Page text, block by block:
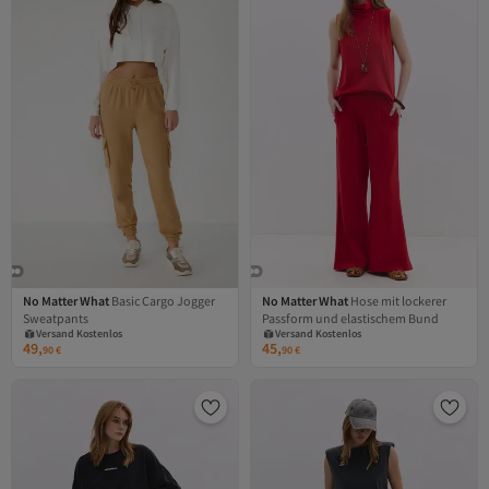
No Matter What Basic Cargo Jogger
Sweatpants
Versand Kostenlos
Gratis Versand
Versand Kostenlos
49,90€
No Matter What Hose mit lockerer
Passform und elastischem Bund
Versand Kostenlos
Gratis Versand
Versand Kostenlos
45,90€